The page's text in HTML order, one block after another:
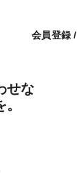
会員登録
せな